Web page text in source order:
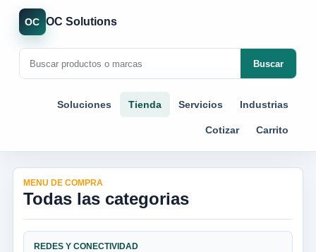
OC OC Solutions
Buscar
Soluciones Tienda Servicios Industrias
Cotizar Carrito
MENU DE COMPRA
Todas las categorias
REDES Y CONECTIVIDAD